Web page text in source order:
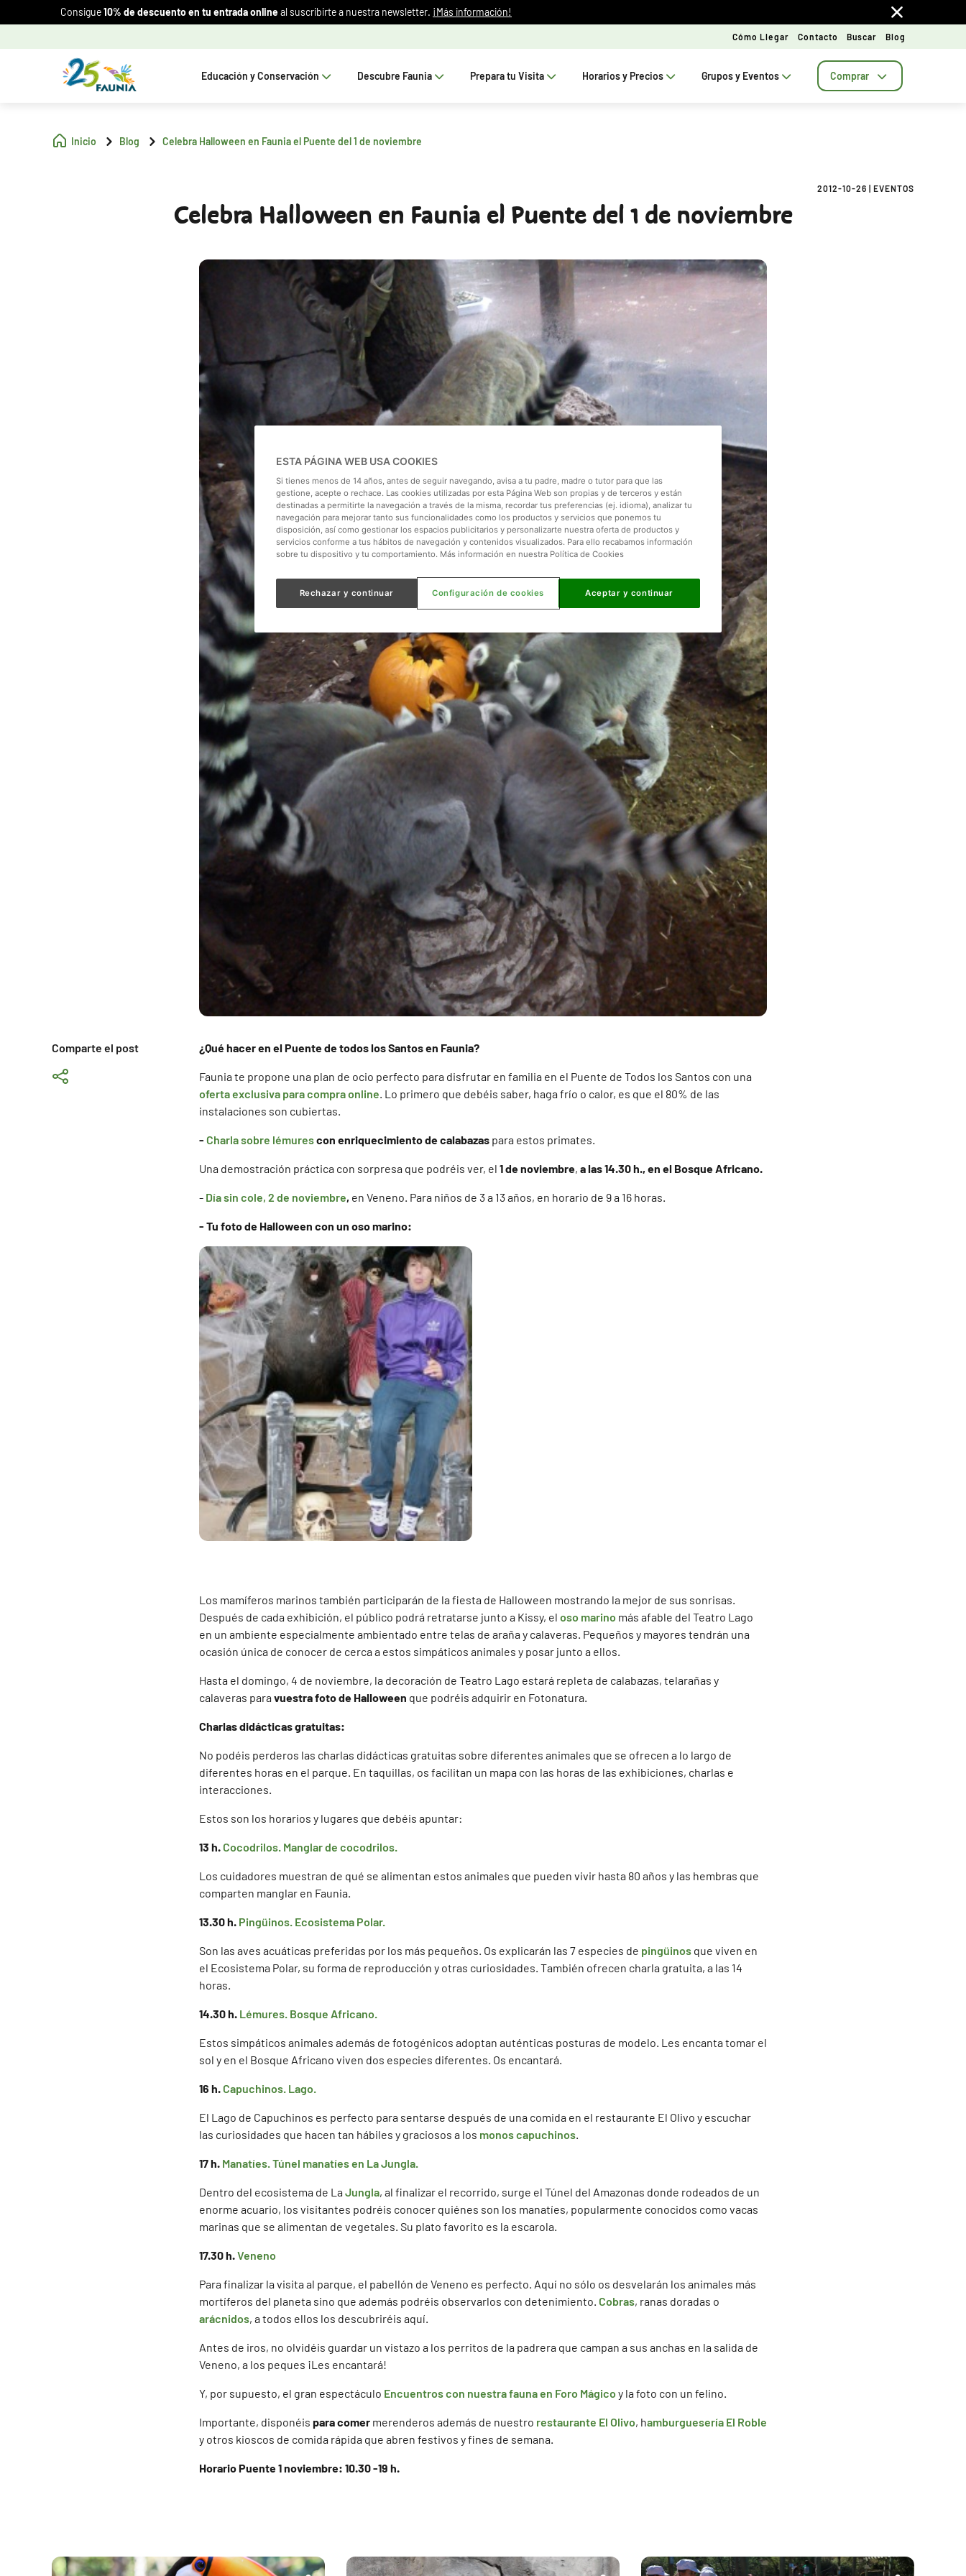
Consigue10% de descuento en tu entrada onlineal suscribirte a nuestra newsletter. ¡Más información!
Cómo Llegar Contacto Buscar Blog
Educación y Conservación Descubre Faunia Prepara tu Visita Horarios y Precios Grupos y Eventos Comprar
Inicio Blog Celebra Halloween en Faunia el Puente del 1 de noviembre
2012-10-26 EVENTOS
Celebra Halloween en Faunia el Puente del 1 de noviembre
Comparte el post ¿Qué hacer en el Puente de todos los Santos en Faunia?
Faunia te propone una plan de ocio perfecto para disfrutar en familia en el Puente de Todos los Santos con una
oferta exclusiva para compra online. Lo primero que debéis saber, haga frío o calor, es que el 80% de las
instalaciones son cubiertas.
- Charla sobre lémurescon enriquecimiento de calabazas para estos primates.
Una demostración práctica con sorpresa que podréis ver, el 1 de noviembre, a las 14.30 h., en el Bosque Africano.
- Día sin cole, 2 de noviembre, en Veneno. Para niños de 3 a 13 años, en horario de 9 a 16 horas.
- Tu foto de Halloween con un oso marino:
Los mamíferos marinos también participarán de la fiesta de Halloween mostrando la mejor de sus sonrisas.
Después de cada exhibición, el público podrá retratarse junto a Kissy, el oso marino más afable del Teatro Lago
en un ambiente especialmente ambientado entre telas de araña y calaveras. Pequeños y mayores tendrán una
ocasión única de conocer de cerca a estos simpáticos animales y posar junto a ellos.
Hasta el domingo, 4 de noviembre, la decoración de Teatro Lago estará repleta de calabazas, telarañas y
calaveras paravuestra foto de Halloween que podréis adquirir en Fotonatura.
Charlas didácticas gratuitas:
No podéis perderos las charlas didácticas gratuitas sobre diferentes animales que se ofrecen a lo largo de
diferentes horas en el parque. En taquillas, os facilitan un mapa con las horas de las exhibiciones, charlas e
interacciones.
Estos son los horarios y lugares que debéis apuntar:
13 h. Cocodrilos. Manglar de cocodrilos.
Los cuidadores muestran de qué se alimentan estos animales que pueden vivir hasta 80 años y las hembras que
comparten manglar en Faunia.
13.30 h. Pingüinos. Ecosistema Polar.
Son las aves acuáticas preferidas por los más pequeños. Os explicarán las 7 especies de pingüinos que viven en
el Ecosistema Polar, su forma de reproducción y otras curiosidades. También ofrecen charla gratuita, a las 14
horas.
14.30 h. Lémures. Bosque Africano.
Estos simpáticos animales además de fotogénicos adoptan auténticas posturas de modelo. Les encanta tomar el
sol y en el Bosque Africano viven dos especies diferentes. Os encantará.
16 h. Capuchinos. Lago.
El Lago de Capuchinos es perfecto para sentarse después de una comida en el restaurante El Olivo y escuchar
las curiosidades que hacen tan hábiles y graciosos a los monos capuchinos.
17 h. Manatíes. Túnel manatíes en La Jungla.
Dentro del ecosistema de LaJungla, al finalizar el recorrido, surge el Túnel del Amazonas donde rodeados de un
enorme acuario, los visitantes podréis conocer quiénes son los manatíes, popularmente conocidos como vacas
marinas que se alimentan de vegetales. Su plato favorito es la escarola.
17.30 h.Veneno
Para finalizar la visita al parque, el pabellón de Veneno es perfecto. Aquí no sólo os desvelarán los animales más
mortíferos del planeta sino que además podréis observarlos con detenimiento. Cobras, ranas doradas o
arácnidos, a todos ellos los descubriréis aquí.
Antes de iros, no olvidéis guardar un vistazo a los perritos de la padrera que campan a sus anchas en la salida de
Veneno, a los peques ¡Les encantará!
Y, por supuesto, el gran espectáculo Encuentros con nuestra fauna en Foro Mágico y la foto con un felino.
Importante, disponéis para comer merenderos además de nuestro restaurante El Olivo, hamburguesería El Roble
y otros kioscos de comida rápida que abren festivos y fines de semana.
Horario Puente 1 noviembre: 10.30 -19 h.
ESTA PÁGINA WEB USA COOKIES
Si tienes menos de 14 años, antes de seguir navegando, avisa a tu padre, madre o tutor para que las
gestione, acepte o rechace. Las cookies utilizadas por esta Página Web son propias y de terceros y están
destinadas a permitirte la navegación a través de la misma, recordar tus preferencias (ej. idioma), analizar tu
navegación para mejorar tanto sus funcionalidades como los productos y servicios que ponemos tu
disposición, así como gestionar los espacios publicitarios y personalizarte nuestra oferta de productos y
servicios conforme a tus hábitos de navegación y contenidos visualizados. Para ello recabamos información
sobre tu dispositivo y tu comportamiento. Más información en nuestra Política de Cookies
Rechazar y continuar Aceptar y continuar
Configuración de cookies